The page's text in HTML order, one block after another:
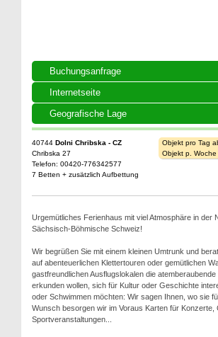
Buchungsanfrage
Internetseite
Geografische Lage
40744 Dolni Chribska - CZ
Chribska 27
Telefon: 00420-776342577
7 Betten + zusätzlich Aufbettung
Objekt pro Tag
Objekt p. Woche
Urgemütliches Ferienhaus mit viel Atmosphäre in der
Sächsisch-Böhmische Schweiz!
Wir begrüßen Sie mit einem kleinen Umtrunk und
auf abenteuerlichen Klettertouren oder gemütlichen
gastfreundlichen Ausflugslokalen die
erkunden wollen, sich für Kultur oder Geschichte
oder Schwimmen möchten: Wir sagen Ihnen, wo sie
Wunsch besorgen wir im Voraus Karten für Konzerte,
Sportveranstaltungen...